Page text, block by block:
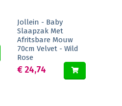
Jollein - Baby
Slaapzak Met
Afritsbare Mouw
70cm Velvet - Wild
Rose
€ 24,74